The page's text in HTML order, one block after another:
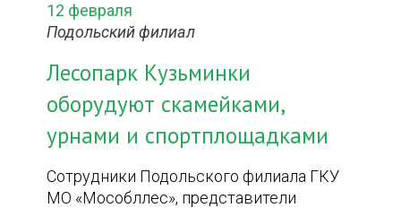
12 февраля
Подольский филиал
Лесопарк Кузьминки
оборудуют скамейками,
урнами и спортплощадками
Сотрудники Подольского филиала ГКУ
МО «Мособллес», представители